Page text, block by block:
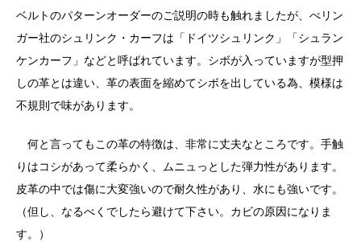
ベルトのパターンオーダーのご説明の時も触れましたが、ぺリン
ガー社のシュリンク・カーフは「ドイツシュリンク」「シュラン
ケンカーフ」などと呼ばれています。シボが入っていますが型押
しの革とは違い、革の表面を縮めてシボを出している為、模様は
不規則で味があります。
何と言ってもこの革の特徴は、非常に丈夫なところです。手触
りはコシがあって柔らかく、ムニュっとした弾力性があります。
皮革の中では傷に大変強いので耐久性があり、水にも強いです。
（但し、なるべくでしたら避けて下さい。カビの原因になりま
す。）